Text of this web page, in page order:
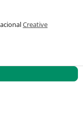
Creative